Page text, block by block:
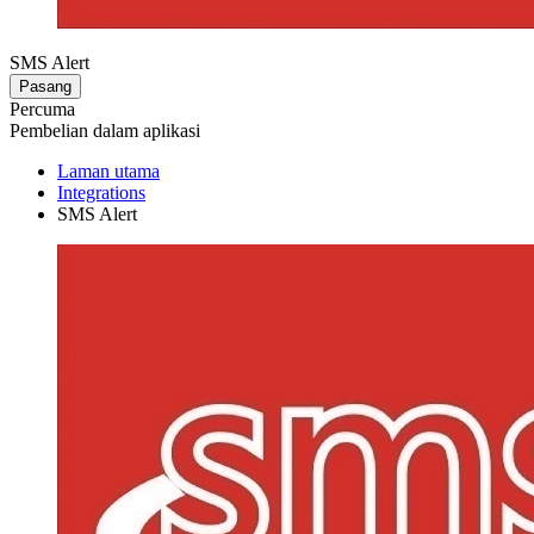
SMS Alert
Pasang
Percuma
Pembelian dalam aplikasi
Laman utama
Integrations
SMS Alert